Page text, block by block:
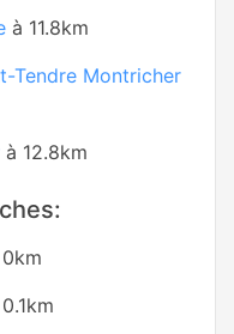
à 11.8km
Tendre Montricher
à 12.8km